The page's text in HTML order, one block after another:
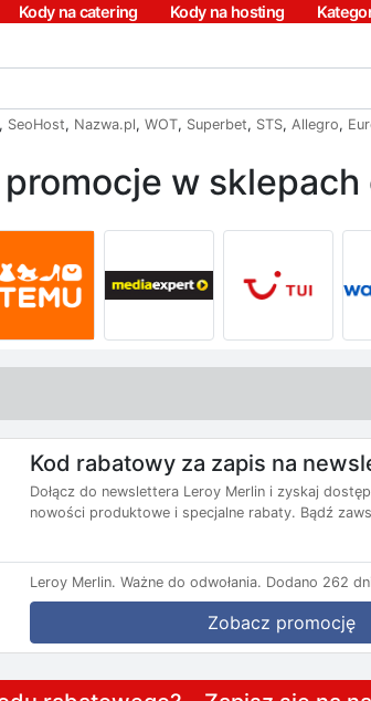
Kody na catering Kody na hosting
, SeoHost, Nazwa.pl, WOT, Superbet, STS, Allegro,
w sklepach
Kod rabatowy za zapis na
Dołącz do newslettera Leroy Merlin i zyskaj
nowości produktowe i specjalne rabaty. Bądź
Leroy Merlin. Ważne do odwołania. Dodano 262
Zobacz promocję